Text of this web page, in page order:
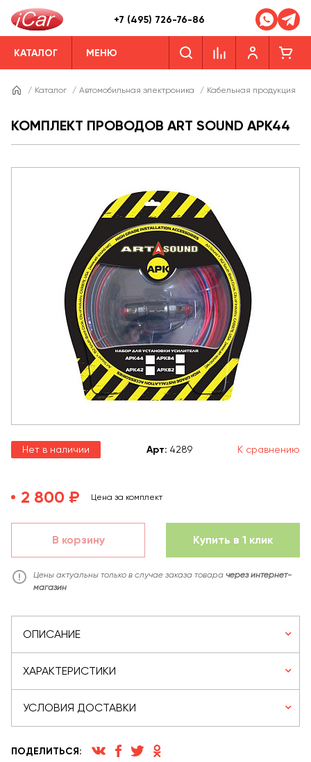
+7 (495) 726-76-86
КАТАЛОГ МЕНЮ
/ Каталог / Автомобильная электроника / Кабельная продукция
КОМПЛЕКТ ПРОВОДОВ ART SOUND APK44
Нет в наличии Арт: 4289 К сравнению
2 800 ₽ Цена за комплект
В корзину Купить в 1 клик
Цены актуальны только в случае заказа товара через интернет-
магазин
ОПИСАНИЕ
ХАРАКТЕРИСТИКИ
УСЛОВИЯ ДОСТАВКИ
ПОДЕЛИТЬСЯ: